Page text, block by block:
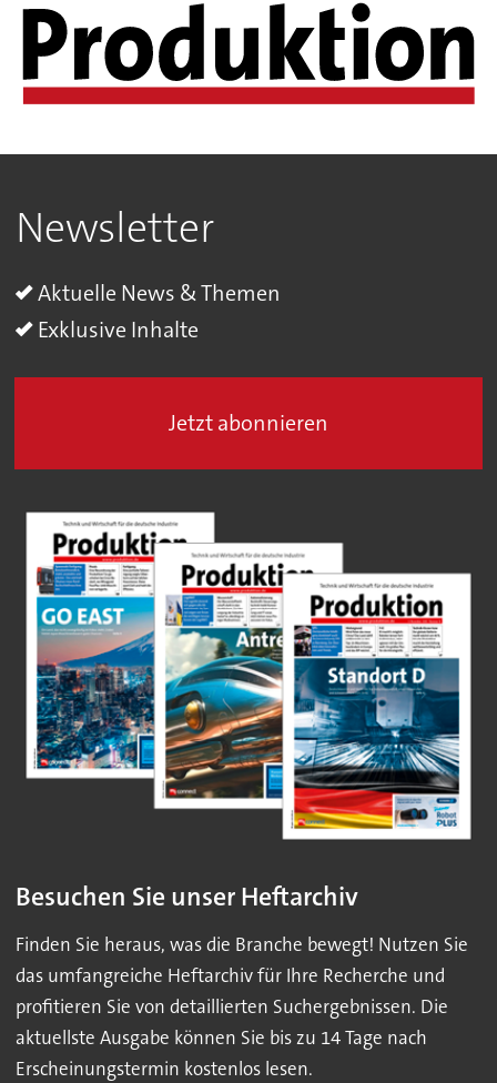
Newsletter
Aktuelle News & Themen
Exklusive Inhalte
Jetzt abonnieren
Besuchen Sie unser Heftarchiv
Finden Sie heraus, was die Branche bewegt! Nutzen Sie
das umfangreiche Heftarchiv für Ihre Recherche und
profitieren Sie von detaillierten Suchergebnissen. Die
aktuellste Ausgabe können Sie bis zu 14 Tage nach
Erscheinungstermin kostenlos lesen.